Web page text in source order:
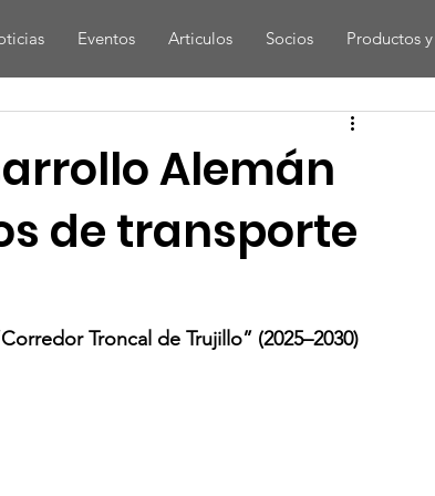
Eventos Articulos Socios Productos
Alemán
de transporte
Troncal de Trujillo” (2025–2030)